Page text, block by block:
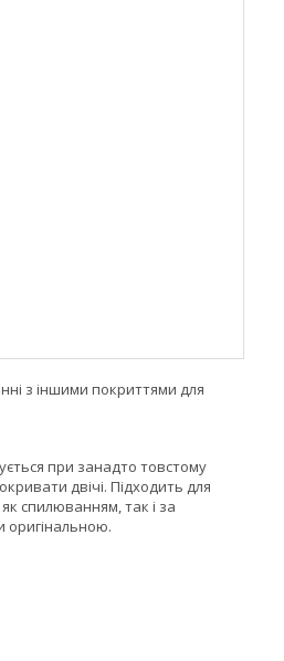
з іншими покриттями для
при занадто товстому
двічі. Підходить для
спилюванням, так і за
оригінальною.